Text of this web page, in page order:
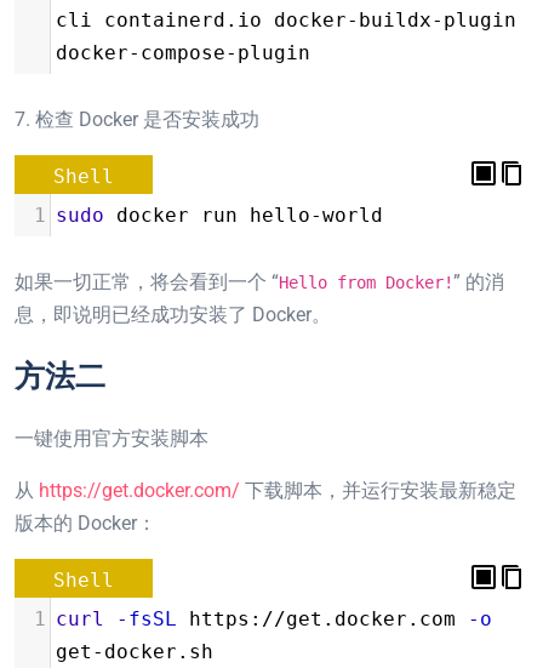
cli containerd.io docker-buildx-plugin
docker-compose-plugin
7. 检查 Docker 是否安装成功
Shell
1
sudo docker run hello-world
如果一切正常，将会看到一个 “Hello from Docker!” 的消
息，即说明已经成功安装了 Docker。
方法二
一键使用官方安装脚本
从 https://get.docker.com/ 下载脚本，并运行安装最新稳定
版本的 Docker：
Shell
1
curl -fsSL https://get.docker.com
-o
get-docker.sh